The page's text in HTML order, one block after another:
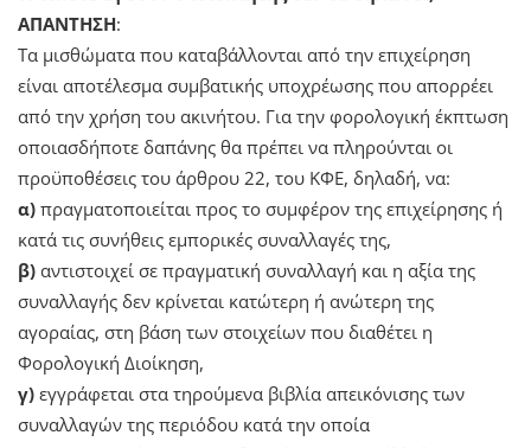
ΑΠΑΝΤΗΣΗ:
Τα μισθώματα που καταβάλλονται από την επιχείρηση
είναι αποτέλεσμα συμβατικής υποχρέωσης που απορρέει
από την χρήση του ακινήτου. Για την φορολογική έκπτωση
οποιασδήποτε δαπάνης θα πρέπει να πληρούνται οι
προϋποθέσεις του άρθρου 22, του ΚΦΕ, δηλαδή, να:
α) πραγματοποιείται προς το συμφέρον της επιχείρησης ή
κατά τις συνήθεις εμπορικές συναλλαγές της,
β) αντιστοιχεί σε πραγματική συναλλαγή και η αξία της
συναλλαγής δεν κρίνεται κατώτερη ή ανώτερη της
αγοραίας, στη βάση των στοιχείων που διαθέτει η
Φορολογική Διοίκηση,
γ) εγγράφεται στα τηρούμενα βιβλία απεικόνισης των
συναλλαγών της περιόδου κατά την οποία